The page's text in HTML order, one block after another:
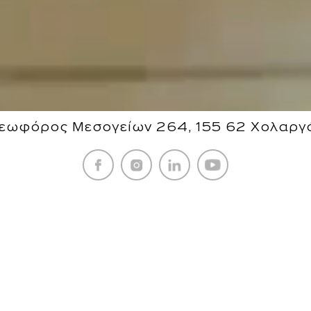
Μεσογείων 264, 155 62